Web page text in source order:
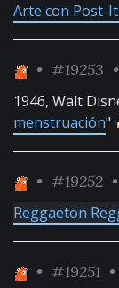
Arte con Post-
• #19253
1946, Walt
menstruación"
• #19252
Reggaeton
• #19251